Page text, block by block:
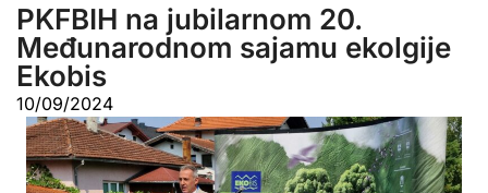
PKFBIH na jubilarnom 20.
Međunarodnom sajamu ekolgije
Ekobis
10/09/2024